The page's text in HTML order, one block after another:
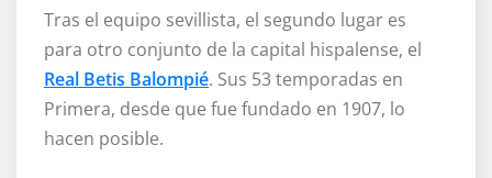
Tras el equipo sevillista, el segundo lugar es
para otro conjunto de la capital hispalense, el
Real Betis Balompié. Sus 53 temporadas en
Primera, desde que fue fundado en 1907, lo
hacen posible.